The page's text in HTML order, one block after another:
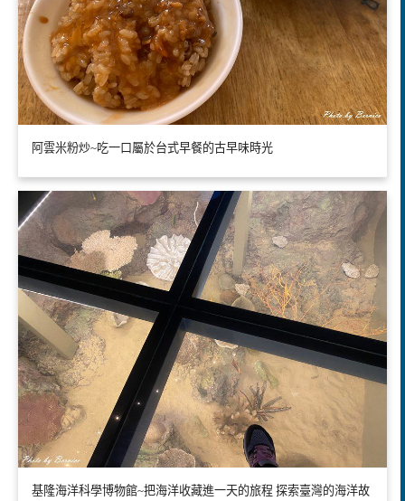
阿雲米粉炒~吃一口屬於台式早餐的古早味時光
基隆海洋科學博物館~把海洋收藏進一天的旅程 探索臺灣的海洋故